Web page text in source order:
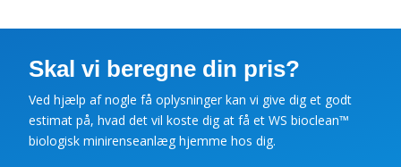
Skal vi beregne din pris?
Ved hjælp af nogle få oplysninger kan vi give dig et godt
estimat på, hvad det vil koste dig at få et WS bioclean™
biologisk minirenseanlæg hjemme hos dig.